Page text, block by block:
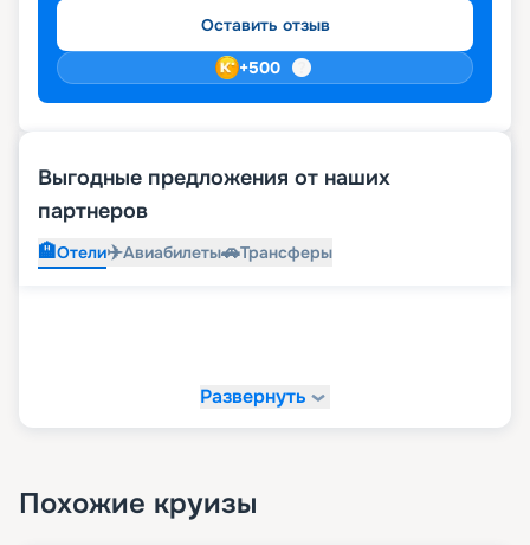
Оставить отзыв
+500
Выгодные предложения от наших
партнеров
🏨Отели✈️Авиабилеты🚗Трансферы
Развернуть
Похожие круизы